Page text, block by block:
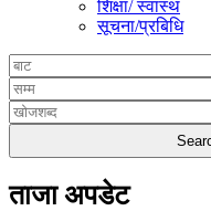
शिक्षा/ स्वास्थ
सूचना/प्रबिधि
ताजा अपडेट